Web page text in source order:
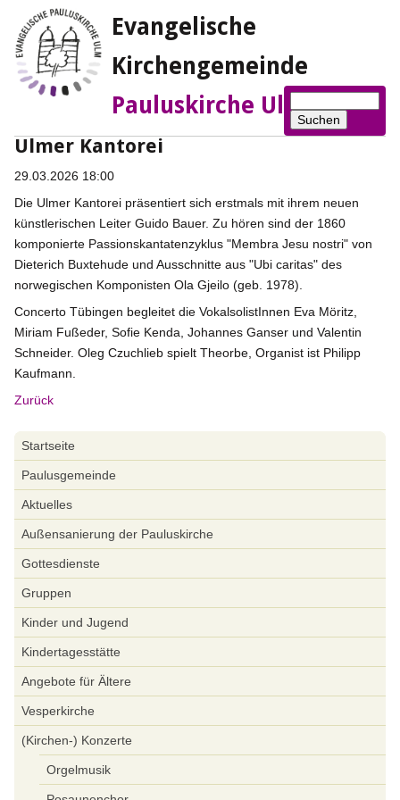
Evangelische
Kirchengemeinde
Pauluskirche Ulm
Suchen
Ulmer Kantorei
29.03.2026 18:00
Die Ulmer Kantorei präsentiert sich erstmals mit ihrem neuen
künstlerischen Leiter Guido Bauer. Zu hören sind der 1860
komponierte Passionskantatenzyklus "Membra Jesu nostri" von
Dieterich Buxtehude und Ausschnitte aus "Ubi caritas" des
norwegischen Komponisten Ola Gjeilo (geb. 1978).
Concerto Tübingen begleitet die VokalsolistInnen Eva Möritz,
Miriam Fußeder, Sofie Kenda, Johannes Ganser und Valentin
Schneider. Oleg Czuchlieb spielt Theorbe, Organist ist Philipp
Kaufmann.
Zurück
überspringen
Startseite
Paulusgemeinde
Aktuelles
Außensanierung der Pauluskirche
Gottesdienste
Gruppen
Kinder und Jugend
Kindertagesstätte
Angebote für Ältere
Vesperkirche
(Kirchen-) Konzerte
Orgelmusik